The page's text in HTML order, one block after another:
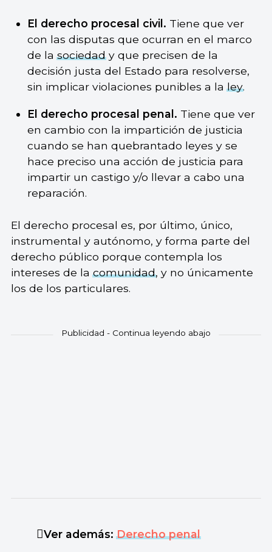
El derecho procesal civil. Tiene que ver
con las disputas que ocurran en el marco
de lasociedady que precisen de la
decisión justa del Estado para resolverse,
sin implicar violaciones punibles a laley.
El derecho procesal penal. Tiene que ver
en cambio con la impartición de justicia
cuando se han quebrantado leyes y se
hace preciso una acción de justicia para
impartir un castigo y/o llevar a cabo una
reparación.
El derecho procesal es, por último, único,
instrumental y autónomo, y forma parte del
derecho público porque contempla los
intereses de lacomunidad, y no únicamente
los de los particulares.
Ver además:Derecho penal